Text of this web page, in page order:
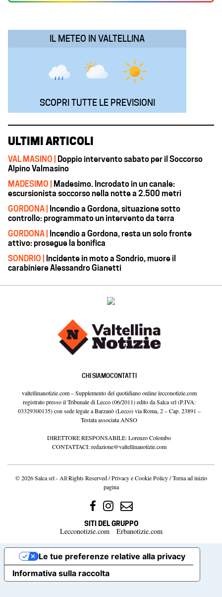
IL METEO IN VALTELLINA
SCOPRI TUTTE LE PREVISIONI
ULTIMI ARTICOLI
VAL MASINO | Doppio intervento sabato per il Soccorso
Alpino Valmasino
MADESIMO | Madesimo. Incrodato in un canale:
escursionista soccorso nella notte a 2.500 metri
GORDONA | Incendio a Gordona, situazione sotto
controllo: programmato un intervento da terra
GORDONA | Incendio a Gordona, resta un solo fronte
attivo: prosegue la bonifica
SONDRIO | Incidente in moto a Sondrio, muore il
carabiniere Alessandro Gianetti
CHI SIAMOCONTATTI
valtellinanotizie.com – Supplemento del quotidiano online lecconotizie.com
registrato presso il Tribunale di Lecco (06/2011) edito da Salca srl (P.IVA:
03329300135) con sede legale a Barzanò (Lecco) via Roma, 2 – Cap. 23891 –
Testata associata ANSO
DIRETTORE RESPONSABILE: Lorenzo Colombo
CONTATTACI:redazione@valtellinanotizie.com
© 2026 Salca srl - All Rights Reserved /Privacy e Cookie Policy/Torna ad inizio
pagina
SITI DEL GRUPPO
Lecconotizie.com Erbanotizie.com
Informativa sulla raccolta
Le tue preferenze relative alla privacy